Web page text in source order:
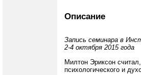
Описание
Запись семинара в
2-4 октября 2015 года
Милтон Эриксон
психологического и